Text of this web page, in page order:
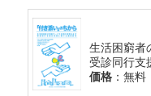
生活困窮者
受診同行支
価格 ：無料